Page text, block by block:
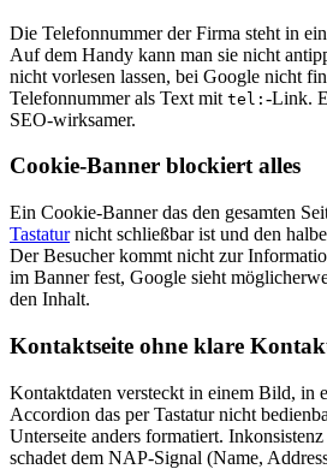
Die Telefonnummer der Firma steht in
Auf dem Handy kann man sie nicht
nicht vorlesen lassen, bei Google nicht
Telefonnummer als Text mit tel: -Link.
SEO-wirksamer.
Cookie-Banner blockiert alles
Ein Cookie-Banner das den gesamten
Tastaturnicht schließbar ist und den
Der Besucher kommt nicht zur
im Banner fest, Google sieht
den Inhalt.
Kontaktseite ohne klare
Kontaktdaten versteckt in einem Bild, in
Accordion das per Tastatur nicht
Unterseite anders formatiert.
schadet dem NAP-Signal (Name,